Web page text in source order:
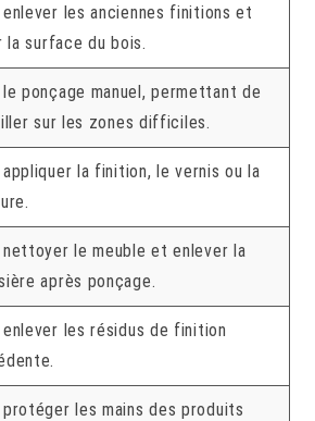
les anciennes finitions et
la surface du bois.
ponçage manuel, permettant de
sur les zones difficiles.
la finition, le vernis ou la
nettoyer le meuble et enlever la
après ponçage.
les résidus de finition
les mains des produits